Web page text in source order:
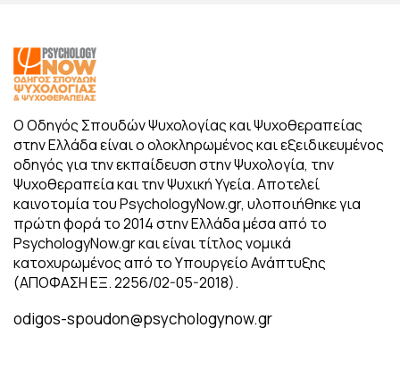
Ο Οδηγός Σπουδών Ψυχολογίας και Ψυχοθεραπείας
στην Ελλάδα είναι ο ολοκληρωμένος και εξειδικευμένος
οδηγός για την εκπαίδευση στην Ψυχολογία, την
Ψυχοθεραπεία και την Ψυχική Υγεία. Αποτελεί
καινοτομία του PsychologyNow.gr, υλοποιήθηκε για
πρώτη φορά το 2014 στην Ελλάδα μέσα από το
PsychologyNow.gr και είναι τίτλος νομικά
κατοχυρωμένος από το Υπουργείο Ανάπτυξης
(ΑΠΟΦΑΣΗ ΕΞ. 2256/02-05-2018).
odigos-spoudon@psychologynow.gr